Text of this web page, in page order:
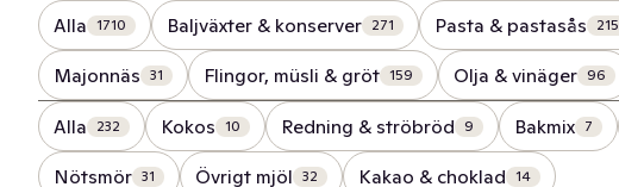
Alla 1710 Baljväxter & konserver 271 Pasta & pastasås 215
Majonnäs 31 Flingor, müsli & gröt 159 Olja & vinäger 96
Alla 232 Kokos 10 Redning & ströbröd 9 Bakmix 7
Nötsmör 31 Övrigt mjöl 32 Kakao & choklad 14